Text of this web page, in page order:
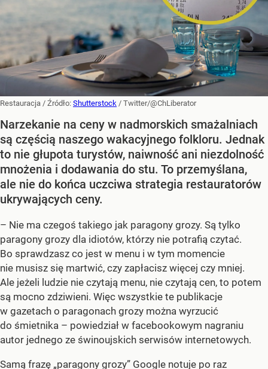
Restauracja / Źródło: Shutterstock / Twitter/@ChLiberator
Narzekanie na ceny w nadmorskich smażalniach
są częścią naszego wakacyjnego folkloru. Jednak
to nie głupota turystów, naiwność ani niezdolność
mnożenia i dodawania do stu. To przemyślana,
ale nie do końca uczciwa strategia restauratorów
ukrywających ceny.
– Nie ma czegoś takiego jak paragony grozy. Są tylko
paragony grozy dla idiotów, którzy nie potrafią czytać.
Bo sprawdzasz co jest w menu i w tym momencie
nie musisz się martwić, czy zapłacisz więcej czy mniej.
Ale jeżeli ludzie nie czytają menu, nie czytają cen, to potem
są mocno zdziwieni. Więc wszystkie te publikacje
w gazetach o paragonach grozy można wyrzucić
do śmietnika – powiedział w facebookowym nagraniu
autor jednego ze świnoujskich serwisów internetowych.
Samą frazę „paragony grozy” Google notuje po raz